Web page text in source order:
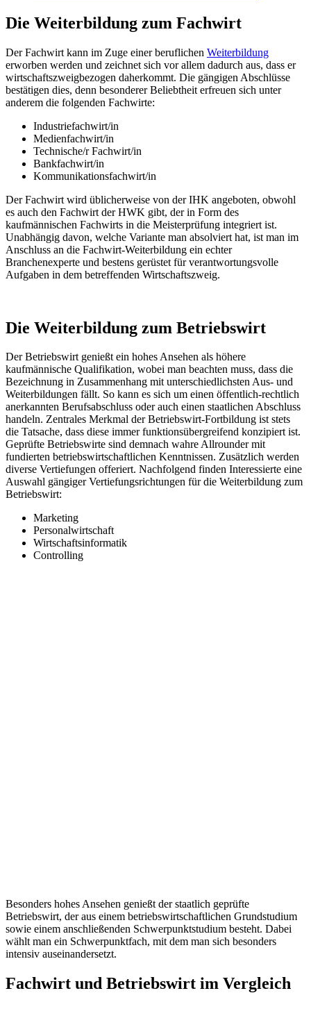
Die Weiterbildung zum Fachwirt
Der Fachwirt kann im Zuge einer beruflichen Weiterbildung
erworben werden und zeichnet sich vor allem dadurch aus, dass er
wirtschaftszweigbezogen daherkommt. Die gängigen Abschlüsse
bestätigen dies, denn besonderer Beliebtheit erfreuen sich unter
anderem die folgenden Fachwirte:
Industriefachwirt/in
Medienfachwirt/in
Technische/r Fachwirt/in
Bankfachwirt/in
Kommunikationsfachwirt/in
Der Fachwirt wird üblicherweise von der IHK angeboten, obwohl
es auch den Fachwirt der HWK gibt, der in Form des
kaufmännischen Fachwirts in die Meisterprüfung integriert ist.
Unabhängig davon, welche Variante man absolviert hat, ist man im
Anschluss an die Fachwirt-Weiterbildung ein echter
Branchenexperte und bestens gerüstet für verantwortungsvolle
Aufgaben in dem betreffenden Wirtschaftszweig.
Die Weiterbildung zum Betriebswirt
Der Betriebswirt genießt ein hohes Ansehen als höhere
kaufmännische Qualifikation, wobei man beachten muss, dass die
Bezeichnung in Zusammenhang mit unterschiedlichsten Aus- und
Weiterbildungen fällt. So kann es sich um einen öffentlich-rechtlich
anerkannten Berufsabschluss oder auch einen staatlichen Abschluss
handeln. Zentrales Merkmal der Betriebswirt-Fortbildung ist stets
die Tatsache, dass diese immer funktionsübergreifend konzipiert ist.
Geprüfte Betriebswirte sind demnach wahre Allrounder mit
fundierten betriebswirtschaftlichen Kenntnissen. Zusätzlich werden
diverse Vertiefungen offeriert. Nachfolgend finden Interessierte eine
Auswahl gängiger Vertiefungsrichtungen für die Weiterbildung zum
Betriebswirt:
Marketing
Personalwirtschaft
Wirtschaftsinformatik
Controlling
Besonders hohes Ansehen genießt der staatlich geprüfte
Betriebswirt, der aus einem betriebswirtschaftlichen Grundstudium
sowie einem anschließenden Schwerpunktstudium besteht. Dabei
wählt man ein Schwerpunktfach, mit dem man sich besonders
intensiv auseinandersetzt.
Fachwirt und Betriebswirt im Vergleich